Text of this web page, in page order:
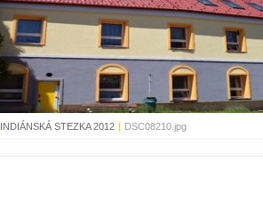
INDIÁNSKÁ STEZKA 2012 | DSC08210.jpg